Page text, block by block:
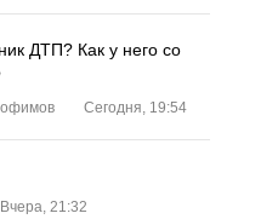
ДТП? Как у него со
Сегодня, 19:54
Вчера, 21:32